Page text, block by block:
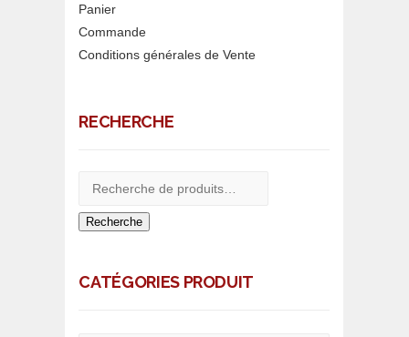
Panier
Commande
Conditions générales de Vente
RECHERCHE
Recherche
CATÉGORIES PRODUIT